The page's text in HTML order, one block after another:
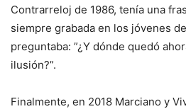
Contrarreloj de 1986, tenía una
siempre grabada en los jóvenes
preguntaba: ”¿Y dónde quedó
ilusión?”.
Finalmente, en 2018 Marciano y